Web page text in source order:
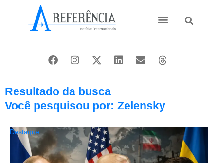
Resultado da busca
Você pesquisou por: Zelensky
Destaque